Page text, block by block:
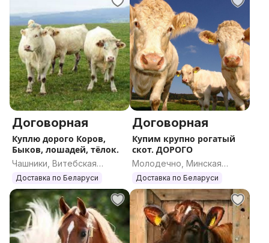
Договорная
Куплю дорого Коров,
Быков, лошадей, тёлок.
Чашники, Витебская
область
Доставка по Беларуси
Договорная
Купим крупно рогатый
скот. ДОРОГО
Молодечно, Минская
область
Доставка по Беларуси